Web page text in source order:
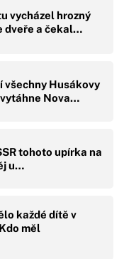
vycházel hrozný
dveře a čekal…
všechny Husákovy
Nova…
tohoto upírka na
u…
každé dítě v
měl